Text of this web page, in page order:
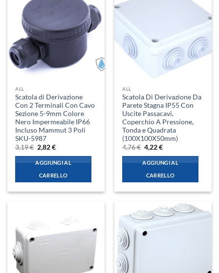
ALL
Scatola di Derivazione
Con 2 Terminali Con Cavo
Sezione 5-9mm Colore
Nero Impermeabile IP66
Incluso Mammut 3 Poli
SKU-5987
3,19€ Il
prezzo
originale
era:
3,19 €.
2,82€Il
attuale
è:
2,82 €.
AGGIUNGI AL
CARRELLO
ALL
Scatola Di Derivazione Da
Parete Stagna IP55 Con
Uscite Passacavi,
Coperchio A Pressione,
Tonda e Quadrata
(100X100X50mm)
4,76€ Il
prezzo
originale
era:
4,76 €.
4,22€Il
attuale
è:
4,22 €.
AGGIUNGI AL
CARRELLO